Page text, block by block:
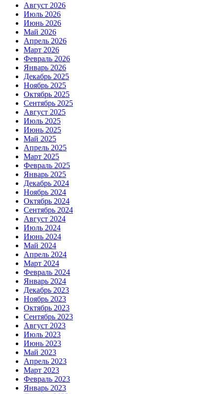
Август 2026
Июль 2026
Июнь 2026
Май 2026
Апрель 2026
Март 2026
Февраль 2026
Январь 2026
Декабрь 2025
Ноябрь 2025
Октябрь 2025
Сентябрь 2025
Август 2025
Июль 2025
Июнь 2025
Май 2025
Апрель 2025
Март 2025
Февраль 2025
Январь 2025
Декабрь 2024
Ноябрь 2024
Октябрь 2024
Сентябрь 2024
Август 2024
Июль 2024
Июнь 2024
Май 2024
Апрель 2024
Март 2024
Февраль 2024
Январь 2024
Декабрь 2023
Ноябрь 2023
Октябрь 2023
Сентябрь 2023
Август 2023
Июль 2023
Июнь 2023
Май 2023
Апрель 2023
Март 2023
Февраль 2023
Январь 2023